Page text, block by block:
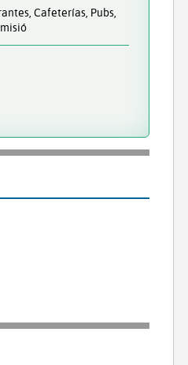
Cafeterías, Pubs,